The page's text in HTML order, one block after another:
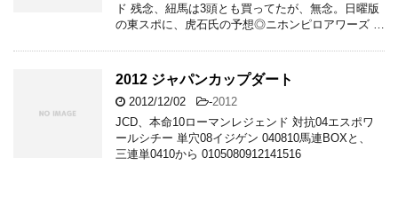
ド 残念、紐馬は3頭とも買ってたが、無念。日曜版
の東スポに、虎石氏の予想◎ニホンピロアワーズ …
2012 ジャパンカップダート
2012/12/02 -2012
JCD、本命10ローマンレジェンド 対抗04エスポワ
ールシチー 単穴08イジゲン 040810馬連BOXと、
三連単0410から 0105080912141516